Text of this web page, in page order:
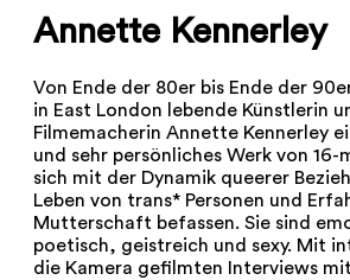
Annette Kennerley
Von Ende der 80er bis Ende der
in East London lebende Künstlerin
Filmemacherin Annette Kennerley
und sehr persönliches Werk von 16-
sich mit der Dynamik queerer
Leben von trans* Personen und
Mutterschaft befassen. Sie sind
poetisch, geistreich und sexy. Mit
die Kamera gefilmten Interviews